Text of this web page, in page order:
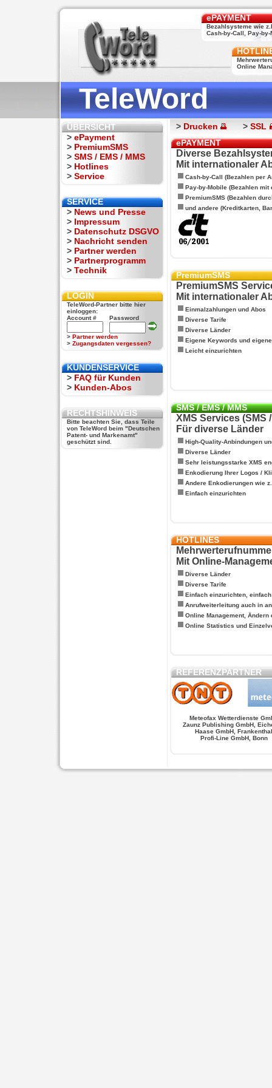
ePAYMENT
Bezahlsysteme wie
Cash-by-Call, Pay-by-
Online
TeleWord
ÜBERSICHT
> ePayment
> PremiumSMS
> SMS / EMS / MMS
> Hotlines
> Service
SERVICE
> News und Presse
> Impressum
> Datenschutz DSGVO
> Nachricht senden
> Partner werden
> Partnerprogramm
> Technik
LOGIN
TeleWord-Partner bitte hier
einloggen:
Account #
Password
> Partner werden
> Zugangsdaten vergessen?
KUNDENSERVICE
> FAQ für Kunden
> Kunden-Abos
RECHTSHINWEIS
Bitte beachten Sie, dass Teile
von TeleWord beim "Deutschen
Patent- und Markenamt"
geschützt sind.
> Drucken > SSL
ePAYMENT
Diverse
Mit internationaler
Cash-by-Call (Bezahlen per
Pay-by-Mobile (Bezahlen mit
PremiumSMS (Bezahlen
und andere (Kreditkarten,
PremiumSMS
PremiumSMS
Mit internationaler
Einmalzahlungen und Abos
Diverse Tarife
Diverse Länder
Eigene Keywords und
Leicht einzurichten
SMS / EMS / MMS
XMS Services (SMS
Für diverse Länder
High-Quality-Anbindungen
Diverse Länder
Sehr leistungsstarke XMS
Enkodierung Ihrer Logos /
Andere Enkodierungen wie
Einfach einzurichten
HOTLINES
Mit Online-
Diverse Länder
Diverse Tarife
Einfach einzurichten,
Anrufweiterleitung auch in
Online Management, Ändern
Online Statistics und
REFERENZPARTNER
Meteofax Wetterdienste
Zaunz Publishing GmbH,
Haase GmbH, Frankenthal
Profi-Line GmbH, Bonn